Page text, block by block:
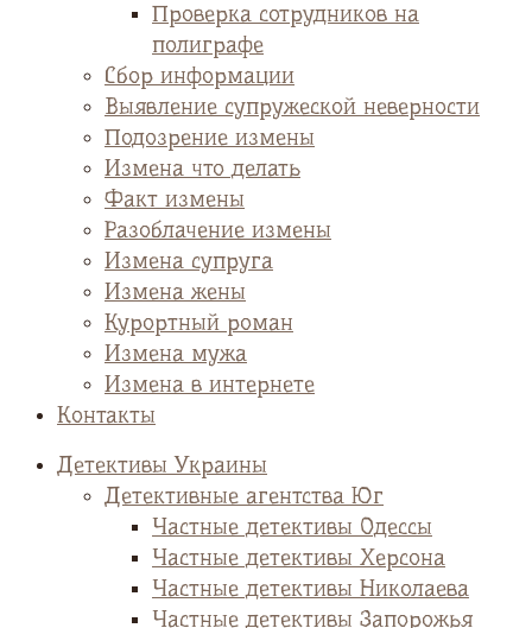
Проверка сотрудников на
полиграфе
Сбор информации
Выявление супружеской неверности
Подозрение измены
Измена что делать
Факт измены
Разоблачение измены
Измена супруга
Измена жены
Курортный роман
Измена мужа
Измена в интернете
Контакты
Детективы Украины
Детективные агентства Юг
Частные детективы Одессы
Частные детективы Херсона
Частные детективы Николаева
Частные детективы Запорожья